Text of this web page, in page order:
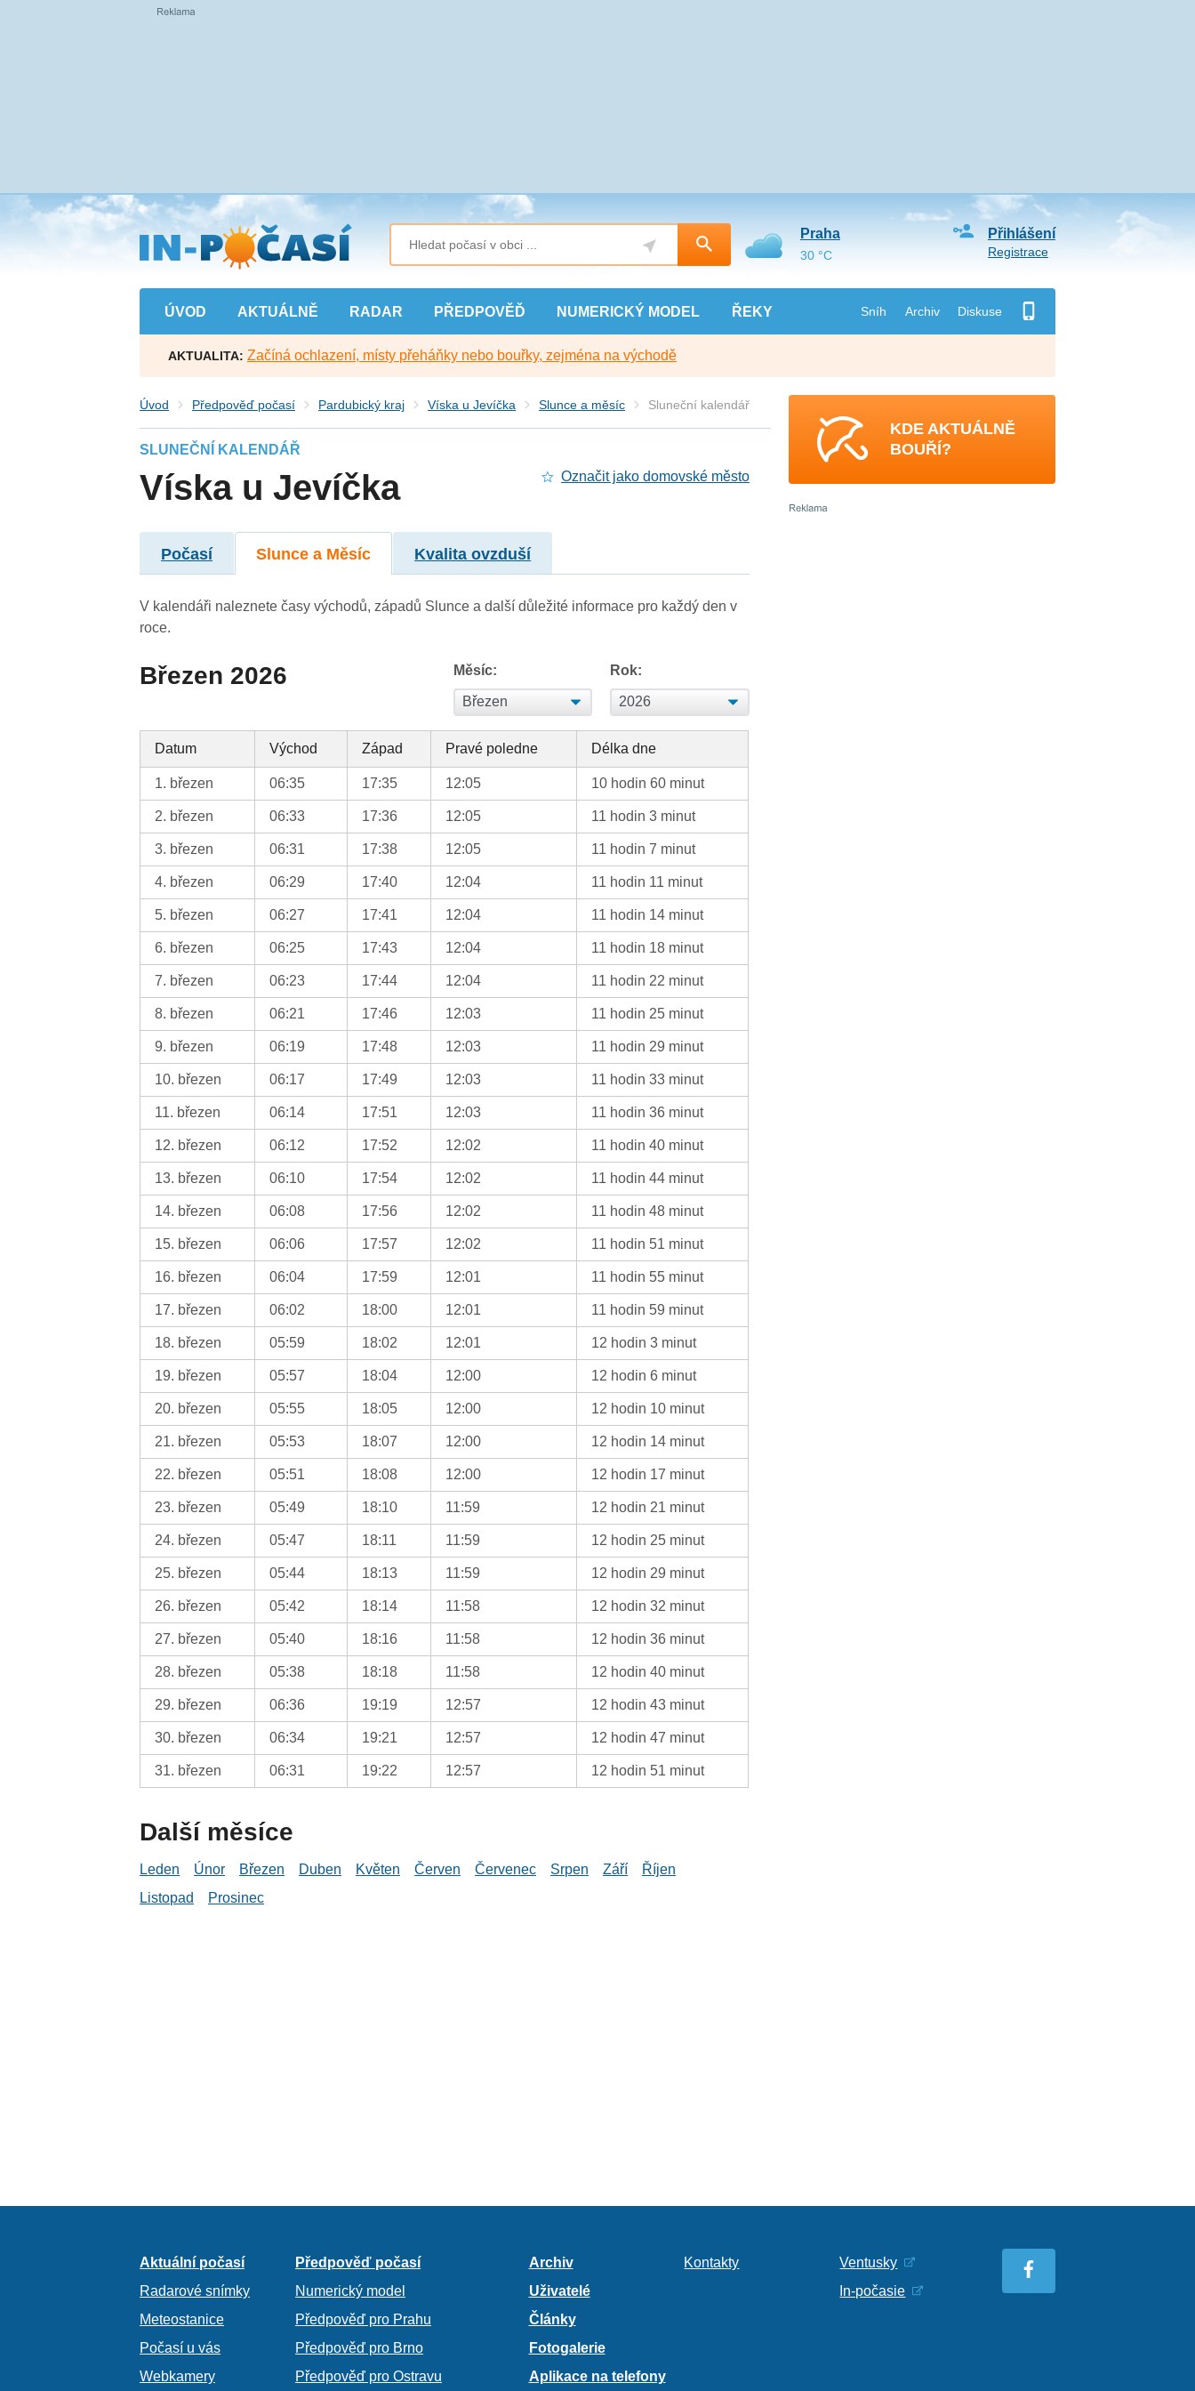
Přejít
na
hlavní
obsah
ÚVOD AKTUÁLNĚ RADAR PŘEDPOVĚĎ NUMERICKÝ MODEL ŘEKY Sníh Archiv Diskuse
Přihlášení
Registrace
Praha
30 °C
AKTUALITA: Začíná ochlazení, místy přeháňky nebo bouřky, zejména na východě
Úvod Předpověď počasí Pardubický kraj Víska u Jevíčka Slunce a měsíc Sluneční kalendář
SLUNEČNÍ KALENDÁŘ
Víska u Jevíčka Označit jako domovské město
Počasí Slunce a Měsíc Kvalita ovzduší
V kalendáři naleznete časy východů, západů Slunce a další důležité informace pro každý den v
roce.
Březen 2026 Měsíc: Rok:
Datum Východ Západ Pravé poledne Délka dne
1. březen 06:35 17:35 12:05 10 hodin 60 minut
2. březen 06:33 17:36 12:05 11 hodin 3 minut
3. březen 06:31 17:38 12:05 11 hodin 7 minut
4. březen 06:29 17:40 12:04 11 hodin 11 minut
5. březen 06:27 17:41 12:04 11 hodin 14 minut
6. březen 06:25 17:43 12:04 11 hodin 18 minut
7. březen 06:23 17:44 12:04 11 hodin 22 minut
8. březen 06:21 17:46 12:03 11 hodin 25 minut
9. březen 06:19 17:48 12:03 11 hodin 29 minut
10. březen 06:17 17:49 12:03 11 hodin 33 minut
11. březen 06:14 17:51 12:03 11 hodin 36 minut
12. březen 06:12 17:52 12:02 11 hodin 40 minut
13. březen 06:10 17:54 12:02 11 hodin 44 minut
14. březen 06:08 17:56 12:02 11 hodin 48 minut
15. březen 06:06 17:57 12:02 11 hodin 51 minut
16. březen 06:04 17:59 12:01 11 hodin 55 minut
17. březen 06:02 18:00 12:01 11 hodin 59 minut
18. březen 05:59 18:02 12:01 12 hodin 3 minut
19. březen 05:57 18:04 12:00 12 hodin 6 minut
20. březen 05:55 18:05 12:00 12 hodin 10 minut
21. březen 05:53 18:07 12:00 12 hodin 14 minut
22. březen 05:51 18:08 12:00 12 hodin 17 minut
23. březen 05:49 18:10 11:59 12 hodin 21 minut
24. březen 05:47 18:11 11:59 12 hodin 25 minut
25. březen 05:44 18:13 11:59 12 hodin 29 minut
26. březen 05:42 18:14 11:58 12 hodin 32 minut
27. březen 05:40 18:16 11:58 12 hodin 36 minut
28. březen 05:38 18:18 11:58 12 hodin 40 minut
29. březen 06:36 19:19 12:57 12 hodin 43 minut
30. březen 06:34 19:21 12:57 12 hodin 47 minut
31. březen 06:31 19:22 12:57 12 hodin 51 minut
Další měsíce
Leden Únor Březen Duben Květen Červen Červenec Srpen Září
Říjen
Listopad
Prosinec
KDE AKTUÁLNĚ
BOUŘÍ?
Aktuální počasí
Radarové snímky
Meteostanice
Počasí u vás
Webkamery
Předpověď počasí
Numerický model
Předpověď pro Prahu
Předpověď pro Brno
Předpověď pro Ostravu
Archiv
Uživatelé
Články
Fotogalerie
Aplikace na telefony
Kontakty
Ventusky
In-počasie